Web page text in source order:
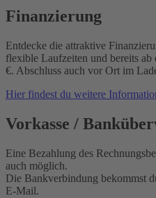
Finanzierung
Entdecke die attraktive
flexible Laufzeiten und bereits
€. Abschluss auch vor Ort im
Hier findest du weitere
Vorkasse /
Eine Bezahlung des
auch möglich.
Die Bankverbindung bekommst
E-Mail.